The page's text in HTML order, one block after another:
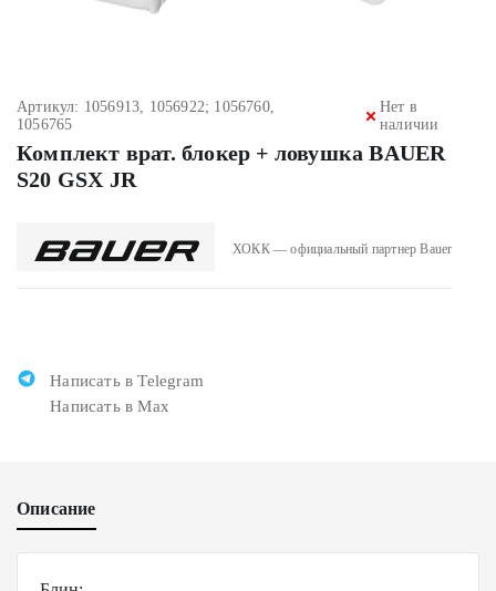
Артикул: 1056913, 1056922; 1056760,
1056765
Нет в
наличии
Комплект врат. блокер + ловушка BAUER
S20 GSX JR
ХОКК — официальный партнер Bauer
Написать в Telegram
Написать в Max
Описание